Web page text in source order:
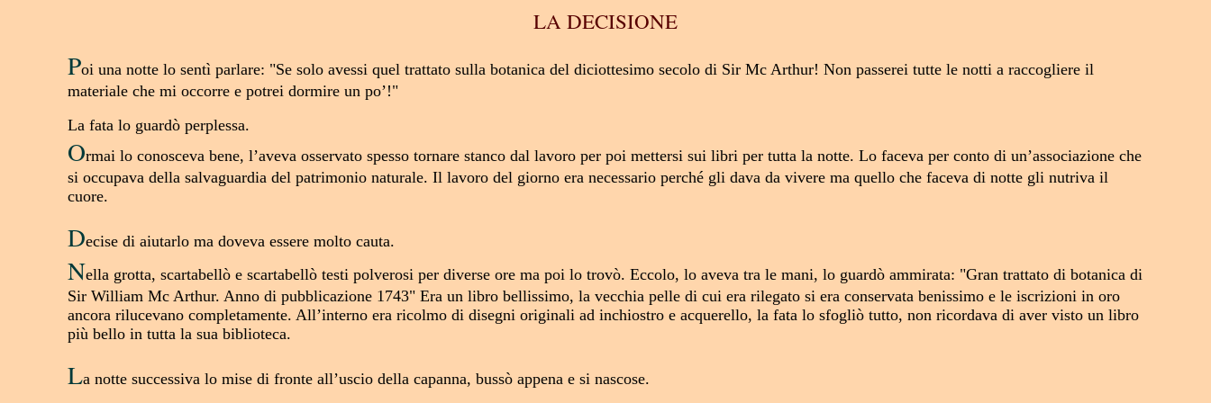
LA DECISIONE
Poi una notte lo sentì parlare: "Se solo avessi quel trattato sulla botanica del diciottesimo secolo di Sir Mc Arthur! Non passerei tutte le notti a raccogliere il
materiale che mi occorre e potrei dormire un po’!"
La fata lo guardò perplessa.
Ormai lo conosceva bene, l’aveva osservato spesso tornare stanco dal lavoro per poi mettersi sui libri per tutta la notte. Lo faceva per conto di un’associazione che
si occupava della salvaguardia del patrimonio naturale. Il lavoro del giorno era necessario perché gli dava da vivere ma quello che faceva di notte gli nutriva il
cuore.
Decise di aiutarlo ma doveva essere molto cauta.
Nella grotta, scartabellò e scartabellò testi polverosi per diverse ore ma poi lo trovò. Eccolo, lo aveva tra le mani, lo guardò ammirata: "Gran trattato di botanica di
Sir William Mc Arthur. Anno di pubblicazione 1743" Era un libro bellissimo, la vecchia pelle di cui era rilegato si era conservata benissimo e le iscrizioni in oro
ancora rilucevano completamente. All’interno era ricolmo di disegni originali ad inchiostro e acquerello, la fata lo sfogliò tutto, non ricordava di aver visto un libro
più bello in tutta la sua biblioteca.
La notte successiva lo mise di fronte all’uscio della capanna, bussò appena e si nascose.